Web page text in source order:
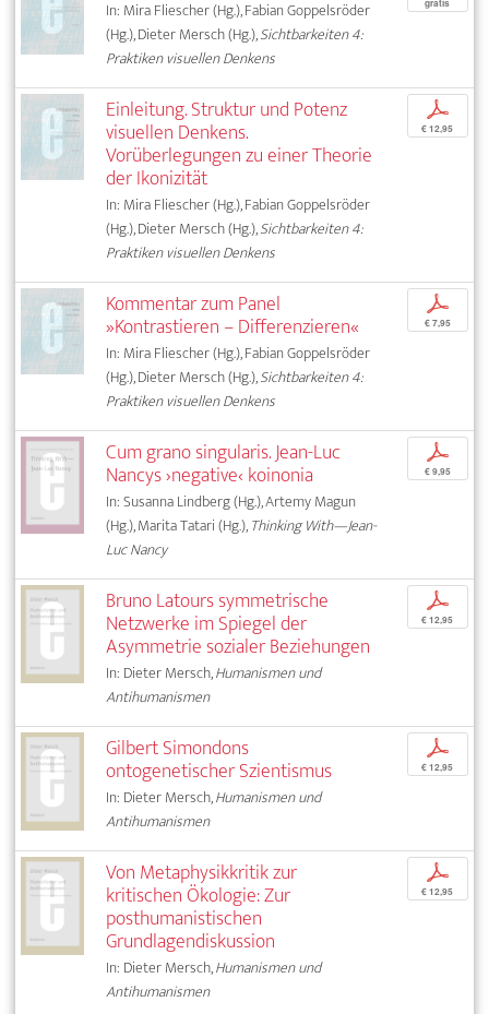
In: Mira Fliescher (Hg.), Fabian Goppelsröder
(Hg.), Dieter Mersch (Hg.),Sichtbarkeiten 4:
Praktiken visuellen Denkens
gratis
Einleitung. Struktur und Potenz
visuellen Denkens.
Vorüberlegungen zu einer Theorie
der Ikonizität
In: Mira Fliescher (Hg.), Fabian Goppelsröder
(Hg.), Dieter Mersch (Hg.),Sichtbarkeiten 4:
Praktiken visuellen Denkens
p
€ 12,95
Kommentar zum Panel
»Kontrastieren – Differenzieren«
In: Mira Fliescher (Hg.), Fabian Goppelsröder
(Hg.), Dieter Mersch (Hg.),Sichtbarkeiten 4:
Praktiken visuellen Denkens
p
€ 7,95
Cum grano singularis. Jean-Luc
Nancys ›negative‹ koinonia
In: Susanna Lindberg (Hg.), Artemy Magun
(Hg.), Marita Tatari (Hg.),Thinking With—Jean-
Luc Nancy
p
€ 9,95
Bruno Latours symmetrische
Netzwerke im Spiegel der
Asymmetrie sozialer Beziehungen
In: Dieter Mersch,Humanismen und
Antihumanismen
p
€ 12,95
Gilbert Simondons
ontogenetischer Szientismus
In: Dieter Mersch,Humanismen und
Antihumanismen
p
€ 12,95
Von Metaphysikkritik zur
kritischen Ökologie: Zur
posthumanistischen
Grundlagendiskussion
In: Dieter Mersch,Humanismen und
Antihumanismen
p
€ 12,95